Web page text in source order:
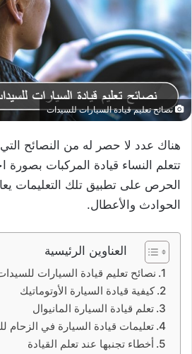
نصائح تعليم قيادة السيارات للسيدات
هناك عدد لا حصر له من النصائح التي
تتعلم النساء قيادة المركبات بصورة
الحرص على تطبيق تلك التعليمات
الحوادث والأعطال.
العناوين الرئيسية
نصائح تعليم قيادة السيارات للسيدات
كيفية قيادة السيارة الأوتوماتيك
تعلم قيادة السيارة المانيوال
تعليمات قيادة السيارة في الزحام
أخطاء تجنبها عند تعلم القيادة